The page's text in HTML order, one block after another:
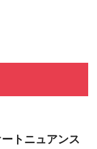
トニュアンス